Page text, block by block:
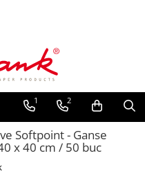
1 2
Softpoint - Ganse
x 40 cm / 50 buc